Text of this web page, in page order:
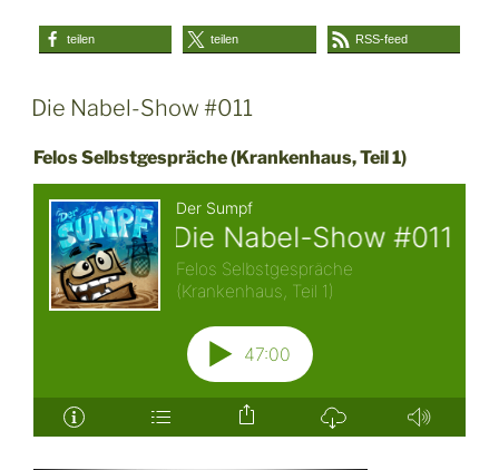
teilen teilen RSS-feed
Die Nabel-Show #011
Felos Selbstgespräche (Krankenhaus, Teil 1)